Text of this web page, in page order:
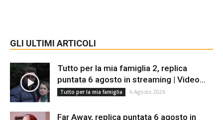
GLI ULTIMI ARTICOLI
Tutto per la mia famiglia 2, replica
puntata 6 agosto in streaming | Video...
Tutto per la mia famiglia 6 Agosto 2026
Far Away, replica puntata 6 agosto in